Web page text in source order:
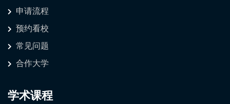
申请流程
预约看校
常见问题
合作大学
学术课程